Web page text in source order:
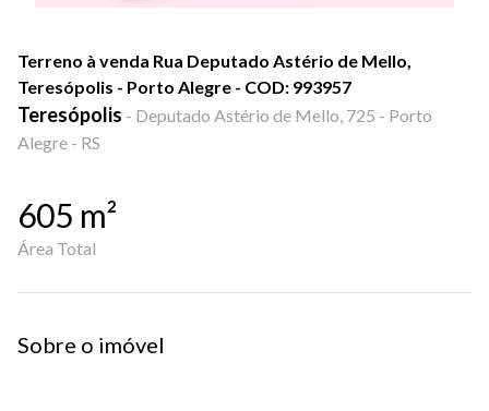
Terreno à venda Rua Deputado Astério de Mello,
Teresópolis - Porto Alegre - COD: 993957
Teresópolis - Deputado Astério de Mello, 725 - Porto
Alegre - RS
605 m²
Área Total
Sobre o imóvel